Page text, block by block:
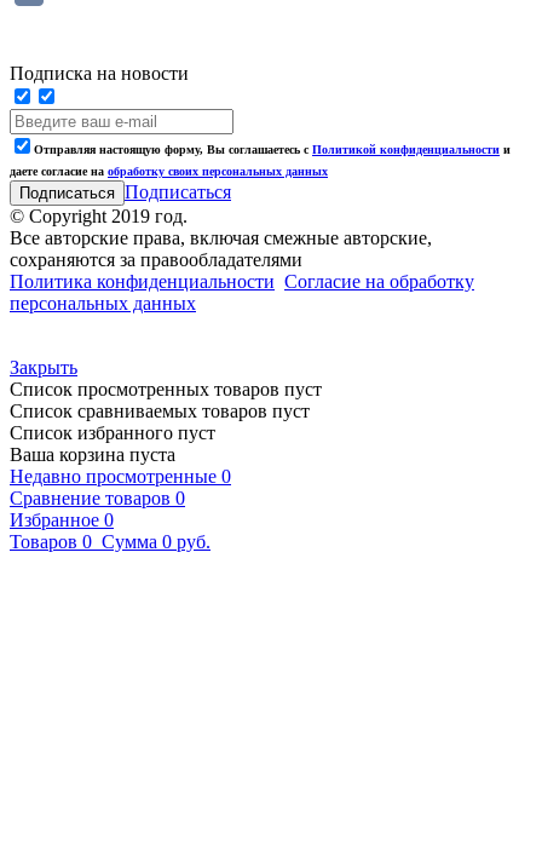
Подписка на новости
Отправляя настоящую форму, Вы соглашаетесь с Политикой конфиденциальности и
даете согласие на обработку своих персональных данных
Подписаться
© Copyright 2019 год.
Все авторские права, включая смежные авторские,
сохраняются за правообладателями
Политика конфиденциальности Согласие на обработку
персональных данных
Закрыть
Список просмотренных товаров пуст
Список сравниваемых товаров пуст
Список избранного пуст
Ваша корзина пуста
Недавно просмотренные 0
Сравнение товаров 0
Избранное 0
Товаров 0 Сумма 0 руб.